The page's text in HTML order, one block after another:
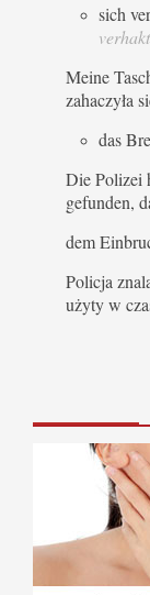
sich
Meine
zahaczyła
das
Die Polizei
gefunden,
dem
Policja
użyty w